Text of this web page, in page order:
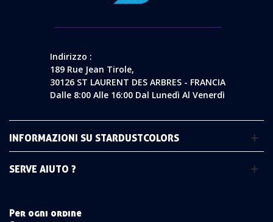
Indirizzo :
189 Rue Jean Tirole,
30126 ST LAURENT DES ARBRES - FRANCIA
Dalle 8:00 Alle 16:00 Dal Lunedì Al Venerdì
INFORMAZIONI SU STARDUSTCOLORS
SERVE AIUTO ?
Per ogni ordine